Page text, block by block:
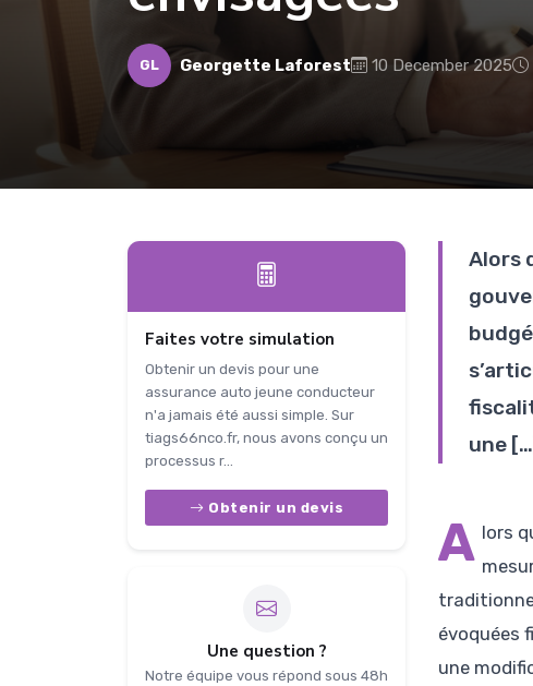
GL Georgette Laforest 10 December 2025
Faites votre simulation
Obtenir un devis pour une
assurance auto jeune conducteur
n'a jamais été aussi simple. Sur
tiags66nco.fr, nous avons conçu un
processus r...
Obtenir un devis
Une question ?
Notre équipe vous répond sous 48h
Alors
une
A lors
évoquées
une